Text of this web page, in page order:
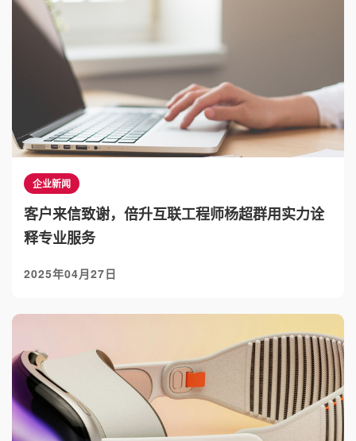
企业新闻
客户来信致谢，倍升互联工程师杨超群用实力诠
释专业服务
2025年04月27日